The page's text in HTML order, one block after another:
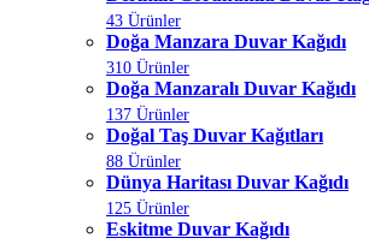
43 Ürünler
Doğa Manzara Duvar Kağıdı
310 Ürünler
Doğa Manzaralı Duvar Kağıdı
137 Ürünler
Doğal Taş Duvar Kağıtları
88 Ürünler
Dünya Haritası Duvar Kağıdı
125 Ürünler
Eskitme Duvar Kağıdı